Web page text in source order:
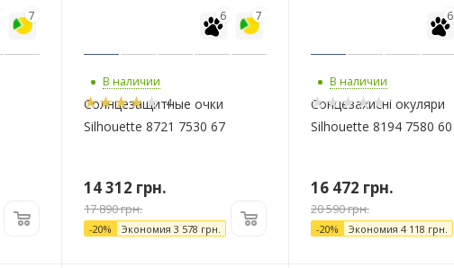
7 7
6
В наличии
4
Солнцезащитные очки
Silhouette 8721 7530 67
14 312 грн.
17 890грн.
-20% Экономия 3 578 грн.
6
В наличии
Сонцезахисні окуляри
Silhouette 8194 7580 60
16 472 грн.
20 590грн.
-20% Экономия 4 118 грн.